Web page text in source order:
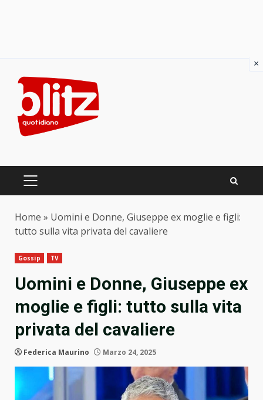
content
PRIMARY
Home » Uomini e Donne, Giuseppe ex moglie e figli:
tutto sulla vita privata del cavaliere
Gossip TV
Uomini e Donne, Giuseppe ex
moglie e figli: tutto sulla vita
privata del cavaliere
Federica Maurino Marzo 24, 2025
×